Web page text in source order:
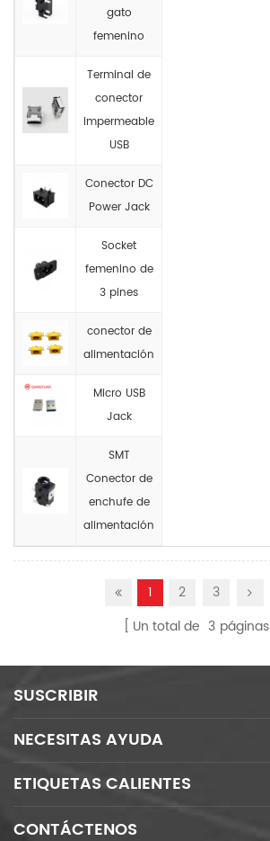
gato
femenino
Terminal de
conector
impermeable
USB
Conector DC
Power Jack
Socket
femenino de
3 pines
conector de
alimentación
Micro USB
Jack
SMT
Conector de
enchufe de
alimentación
1 2
3
Un total de 3 páginas
SUSCRIBIR
NECESITAS AYUDA
ETIQUETAS CALIENTES
CONTÁCTENOS